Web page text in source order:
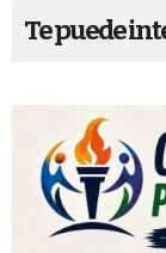
Te puede